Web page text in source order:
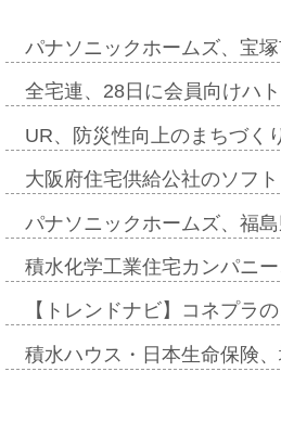
パナソニックホームズ、宝
全宅連、28日に会員向けハ
UR、防災性向上のまちづ
大阪府住宅供給公社のソフ
パナソニックホームズ、福
積水化学工業住宅カンパニ
【トレンドナビ】コネプラ
積水ハウス・日本生命保険